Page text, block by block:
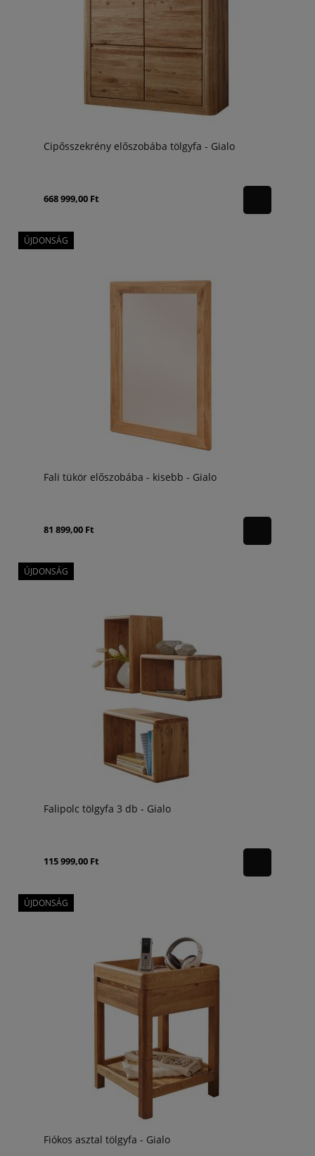
Cipősszekrény előszobába tölgyfa - Gialo
668 999,00 Ft
Fali tükör előszobába - kisebb - Gialo
81 899,00 Ft
ÚJDONSÁG
Falipolc tölgyfa 3 db - Gialo
115 999,00 Ft
ÚJDONSÁG
Fiókos asztal tölgyfa - Gialo
ÚJDONSÁG